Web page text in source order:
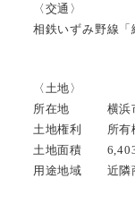
〈交通〉
相鉄いずみ野線
〈土地〉
所在地 横浜市
土地権利 所有
土地面積
用途地域 近隣